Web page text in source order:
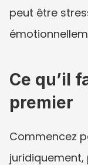
peut être
Ce qu’il
premier
Commencez